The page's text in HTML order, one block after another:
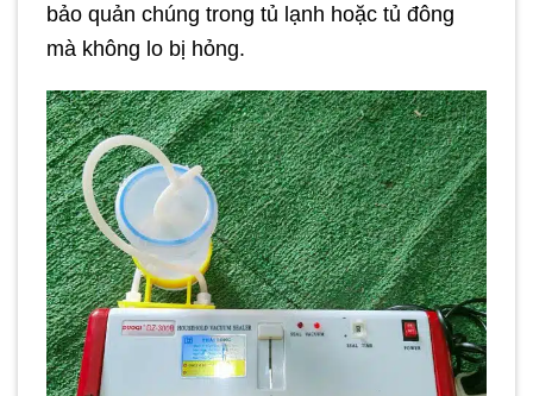
bảo quản chúng trong tủ lạnh hoặc tủ đông
mà không lo bị hỏng.